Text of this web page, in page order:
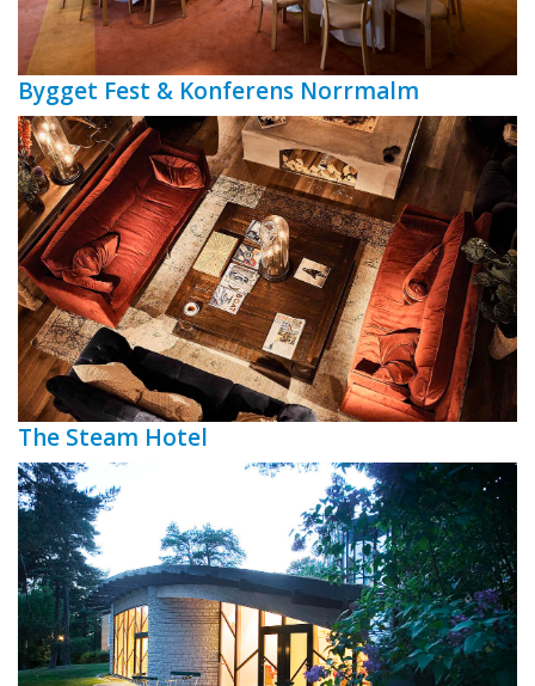
Bygget Fest & Konferens Norrmalm
The Steam Hotel